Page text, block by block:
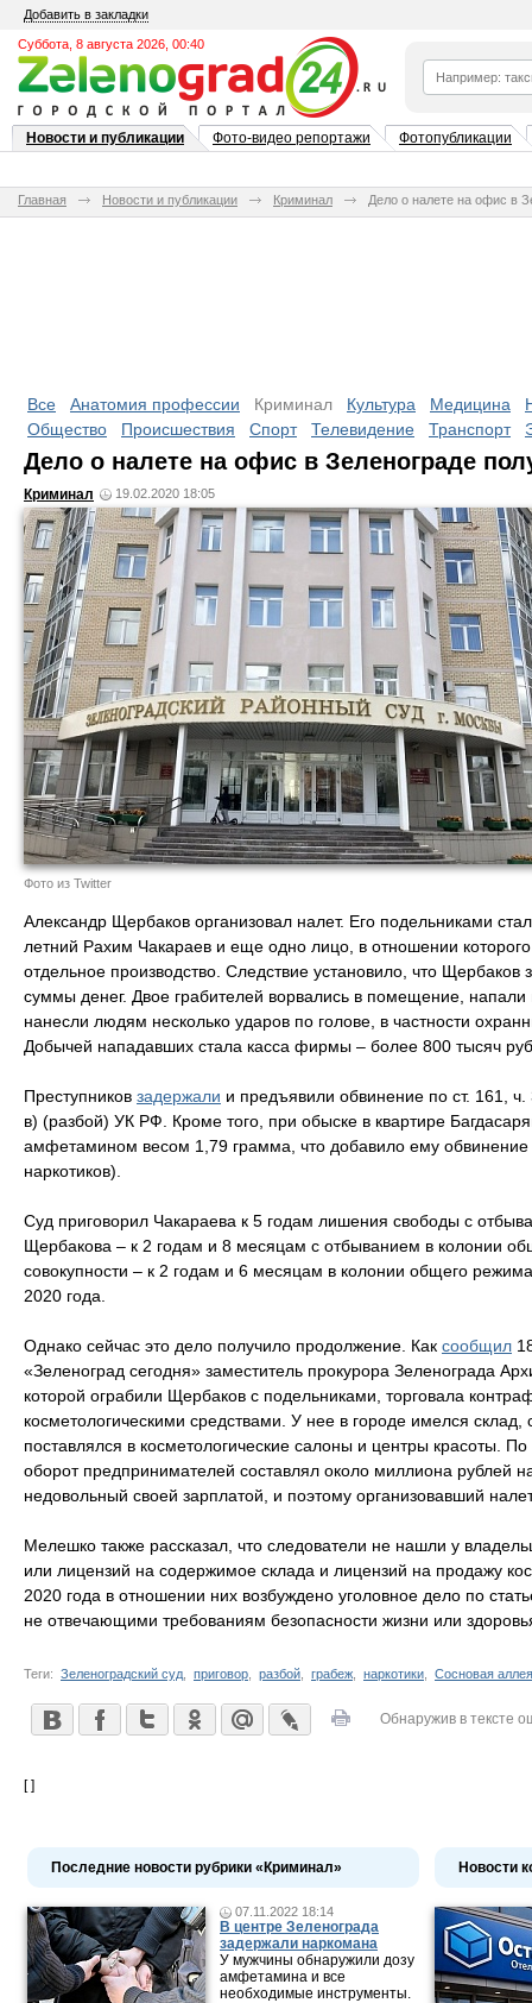
Добавить в закладки
Суббота, 8 августа 2026, 00:40
Новости и публикации Фото-видео репортажи Фотопубликации
Главная Новости и публикации Криминал Дело о налете на офис в
Все Анатомия профессии Криминал Культура Медицина
Общество
Происшествия Спорт Телевидение Транспорт
Дело о налете на офис в Зеленограде
Криминал 19.02.2020 18:05
Фото из Twitter
Александр Щербаков организовал налет. Его подельниками
летний Рахим Чакараев и еще одно лицо, в отношении
отдельное производство. Следствие установило, что
суммы денег. Двое грабителей ворвались в помещение, напали
нанесли людям несколько ударов по голове, в частности
Добычей нападавших стала касса фирмы – более 800 тысяч
Преступников задержали и предъявили обвинение по ст. 161,
в) (разбой) УК РФ. Кроме того, при обыске в квартире
амфетамином весом 1,79 грамма, что добавило ему
наркотиков).
Суд приговорил Чакараева к 5 годам лишения свободы с
Щербакова – к 2 годам и 8 месяцам с отбыванием в колонии
совокупности – к 2 годам и 6 месяцам в колонии общего
2020 года.
Однако сейчас это дело получило продолжение. Как сообщил
«Зеленоград сегодня» заместитель прокурора Зеленограда
которой ограбили Щербаков с подельниками, торговала
косметологическими средствами. У нее в городе имелся склад,
поставлялся в косметологические салоны и центры красоты.
оборот предпринимателей составлял около миллиона рублей
недовольный своей зарплатой, и поэтому организовавший
Мелешко также рассказал, что следователи не нашли у
или лицензий на содержимое склада и лицензий на продажу
2020 года в отношении них возбуждено уголовное дело по
не отвечающими требованиям безопасности жизни или
Теги: Зеленоградский суд приговор разбой грабеж наркотики Сосновая аллея
Обнаружив в тексте
[ ]
Последние новости рубрики «Криминал»
07.11.2022 18:14
В центре Зеленограда
задержали наркомана
У мужчины обнаружили дозу
амфетамина и все
необходимые инструменты.
Новости